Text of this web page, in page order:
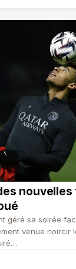
géré sa soirée
venue noircir